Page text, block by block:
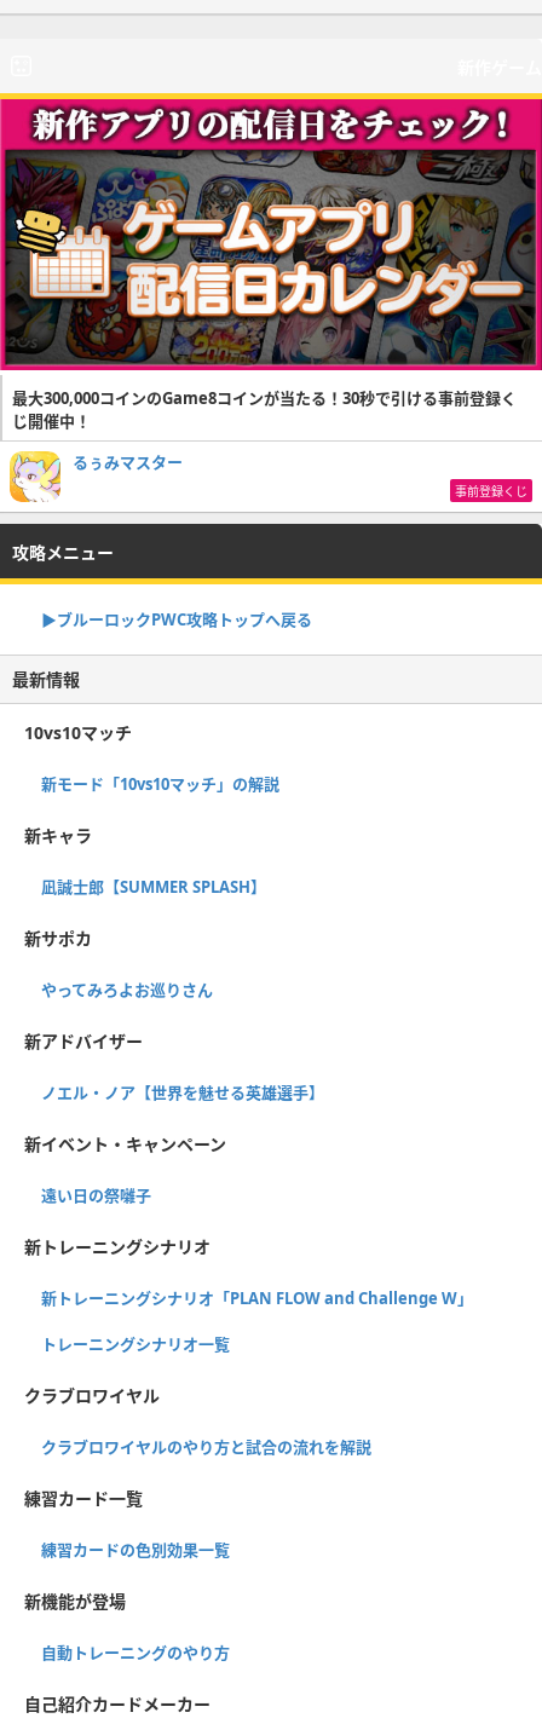
最大300,000コインのGame8コインが当たる！30秒で引ける事前登録く
じ開催中！
るぅみマスター
事前登録くじ
攻略メニュー
▶︎ブルーロックPWC攻略トップへ戻る
最新情報
10vs10マッチ
新モード「10vs10マッチ」の解説
新キャラ
凪誠士郎【SUMMER SPLASH】
新サポカ
やってみろよお巡りさん
新アドバイザー
ノエル・ノア【世界を魅せる英雄選手】
新イベント・キャンペーン
遠い日の祭囃子
新トレーニングシナリオ
新トレーニングシナリオ「PLAN FLOW and Challenge W」
トレーニングシナリオ一覧
クラブロワイヤル
クラブロワイヤルのやり方と試合の流れを解説
練習カード一覧
練習カードの色別効果一覧
新機能が登場
自動トレーニングのやり方
自己紹介カードメーカー